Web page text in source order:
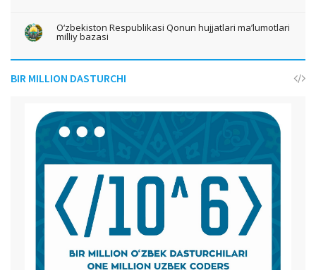
O‘zbekiston Respublikasi Qonun hujjatlari ma’lumotlari
milliy bazasi
BIR MILLION DASTURCHI